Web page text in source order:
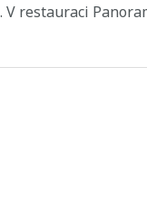
restauraci